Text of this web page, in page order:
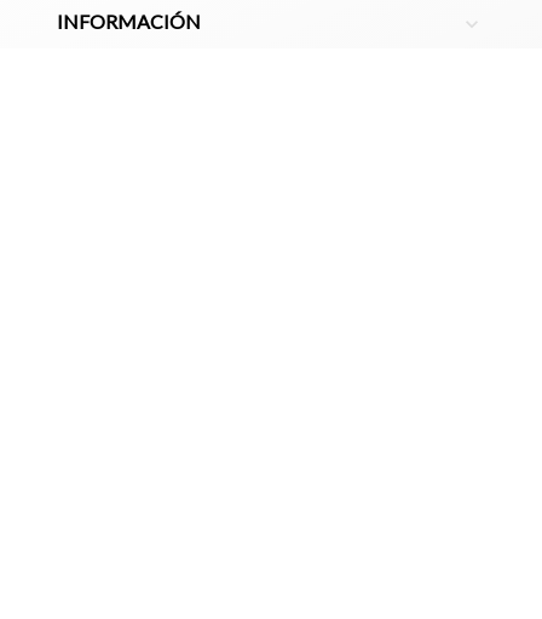
INFORMACIÓN expand_more